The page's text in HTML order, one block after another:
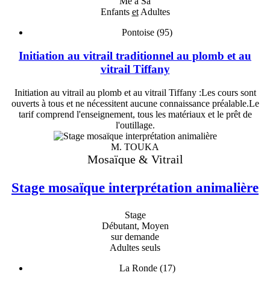
Enfants etAdultes
Pontoise (95)
Initiation au vitrail traditionnel au plomb et au
vitrail Tiffany
Initiation au vitrail au plomb et au vitrail Tiffany :Les cours sont
ouverts à tous et ne nécessitent aucune connaissance préalable.Le
tarif comprend l'enseignement, tous les matériaux et le prêt de
l'outillage.
M. TOUKA
Mosaïque & Vitrail
Stage mosaïque interprétation animalière
Stage
Débutant, Moyen
sur demande
Adultes seuls
La Ronde (17)